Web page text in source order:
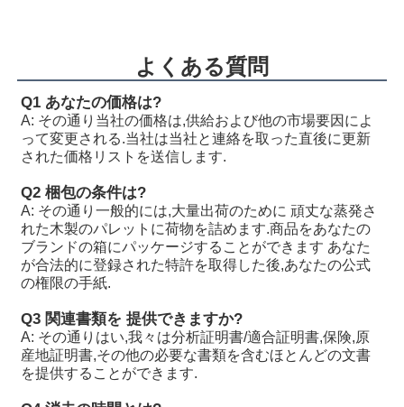
A11VLO190LE2S/11L-NTD12K02P
R902233884A11VLO190LE2S/11L-NZD12K02H
R902106321A11VLO190LE2S/11L-NZD12K02H
R902198594A11VLO190LE2S/11L-NZD12K02H
R902220946A11VLO190LE2S/11L-NZD12K02P
R902255713 A11VLO190LE2S/11L-NZD12K02P
R902225083A11VLO190LE2S/11L-NZD12K02P
よくある質問
Q1 あなたの価格は?
A: その通り 当社の価格は,供給および他の市場要因によ
って変更される.当社は当社と連絡を取った直後に更新
された価格リストを送信します.
Q2 梱包の条件は?
A: その通り一般的には,大量出荷のために 頑丈な蒸発さ
れた木製のパレットに荷物を詰めます.商品をあなたの
ブランドの箱にパッケージすることができます あなた
が合法的に登録された特許を取得した後,あなたの公式
の権限の手紙.
Q3 関連書類を 提供できますか?
A: その通り はい,我々は分析証明書/適合証明書,保険,原
産地証明書,その他の必要な書類を含むほとんどの文書
を提供することができます.